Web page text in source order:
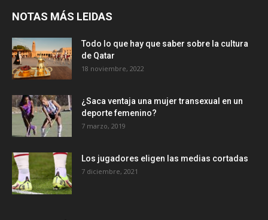
NOTAS MÁS LEIDAS
Todo lo que hay que saber sobre la cultura
de Qatar
18 noviembre, 2022
¿Saca ventaja una mujer transexual en un
deporte femenino?
7 marzo, 2019
Los jugadores eligen las medias cortadas
7 diciembre, 2021